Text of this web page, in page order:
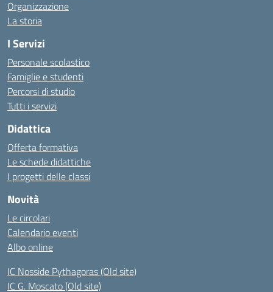
Organizzazione
La storia
I Servizi
Personale scolastico
Famiglie e studenti
Percorsi di studio
Tutti i servizi
Didattica
Offerta formativa
Le schede didattiche
I progetti delle classi
Novità
Le circolari
Calendario eventi
Albo online
IC Nosside Pythagoras (Old site)
IC G. Moscato (Old site)